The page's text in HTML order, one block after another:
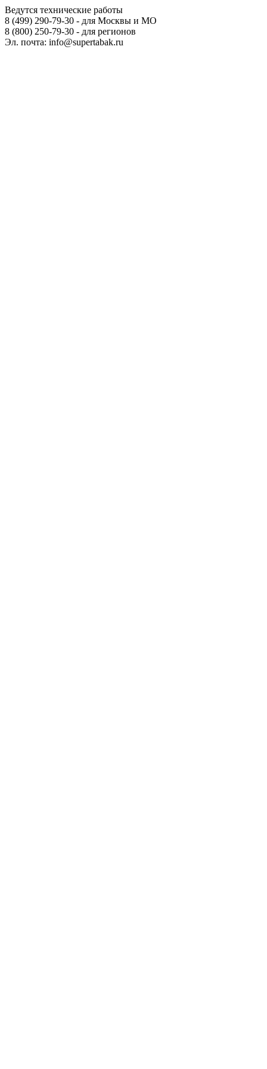
Ведутся технические работы
8 (499) 290-79-30 - для Москвы и МО
8 (800) 250-79-30 - для регионов
Эл. почта: info@supertabak.ru